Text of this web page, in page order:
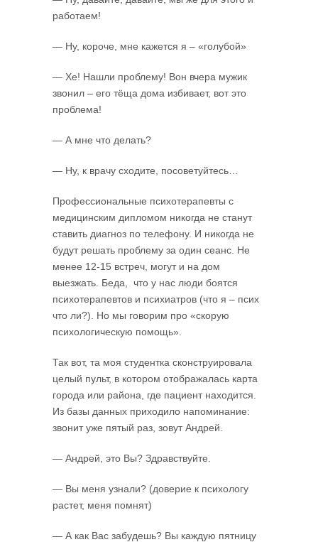
работаем!
— Ну, короче, мне кажется я – «голубой»
— Хе! Нашли проблему! Вон вчера мужик
звонил – его тёща дома избивает, вот это
проблема!
— А мне что делать?
— Ну, к врачу сходите, посоветуйтесь…
Профессиональные психотерапевты с
медицинским дипломом никогда не станут
ставить диагноз по телефону. И никогда не
будут решать проблему за один сеанс. Не
менее 12-15 встреч, могут и на дом
выезжать. Беда, что у нас люди боятся
психотерапевтов и психиатров (что я – псих
что ли?). Но мы говорим про «скорую
психологическую помощь».
Так вот, та моя студентка сконструировала
целый пульт, в котором отображалась карта
города или района, где пациент находится.
Из базы данных приходило напоминание:
звонит уже пятый раз, зовут Андрей.
— Андрей, это Вы? Здравствуйте.
— Вы меня узнали? (доверие к психологу
растет, меня помнят)
— А как Вас забудешь? Вы каждую пятницу